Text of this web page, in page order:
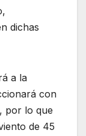
dichas
a la
con
por lo que
de 45